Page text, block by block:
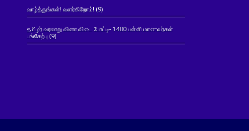
வாழ்த்துங்கள்! வளர்கிறோம்! (9)
தமிழர் வரலாறு வினா விடை போட்டி- 1400 பள்ளி மாணவர்கள்
பங்கேற்பு(9)